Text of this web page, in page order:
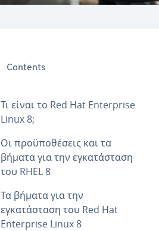
Contents
Τι είναι το Red Hat Enterprise
Linux 8;
Οι προϋποθέσεις και τα
βήματα για την εγκατάσταση
του RHEL 8
Τα βήματα για την
εγκατάσταση του Red Hat
Enterprise Linux 8